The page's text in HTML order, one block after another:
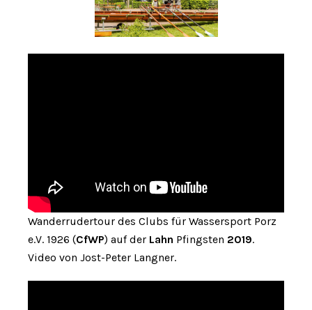
Wanderrudertour des Clubs für Wassersport Porz
e.V. 1926 (CfWP) auf der Lahn Pfingsten 2019.
Video von Jost-Peter Langner.